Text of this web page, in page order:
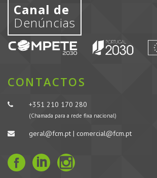
Canal de
Denúncias
CONTACTOS
+351 210 170 280
(Chamada para a rede fixa nacional)
geral@fcm.pt | comercial@fcm.pt